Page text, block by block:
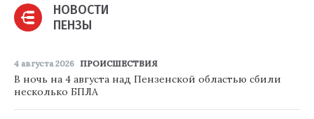
НОВОСТИ
ПЕНЗЫ
4 августа 2026 ПРОИСШЕСТВИЯ
В ночь на 4 августа над Пензенской областью сбили
несколько БПЛА